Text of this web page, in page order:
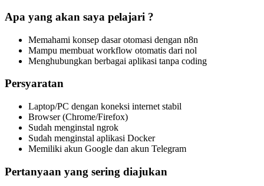
Apa yang akan saya pelajari ?
Memahami konsep dasar otomasi dengan n8n
Mampu membuat workflow otomatis dari nol
Menghubungkan berbagai aplikasi tanpa coding
Persyaratan
Laptop/PC dengan koneksi internet stabil
Browser (Chrome/Firefox)
Sudah menginstal ngrok
Sudah menginstal aplikasi Docker
Memiliki akun Google dan akun Telegram
Pertanyaan yang sering diajukan